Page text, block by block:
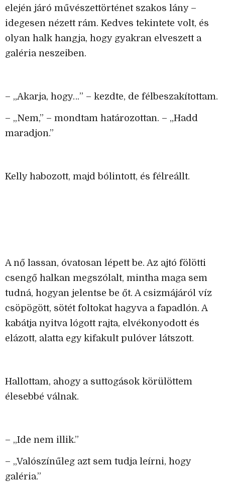
elején járó művészettörténet szakos lány –
idegesen nézett rám. Kedves tekintete volt, és
olyan halk hangja, hogy gyakran elveszett a
galéria neszeiben.
– „Akarja, hogy…” – kezdte, de félbeszakítottam.
– „Nem,” – mondtam határozottan. – „Hadd
maradjon.”
Kelly habozott, majd bólintott, és félreállt.
A nő lassan, óvatosan lépett be. Az ajtó fölötti
csengő halkan megszólalt, mintha maga sem
tudná, hogyan jelentse be őt. A csizmájáról víz
csöpögött, sötét foltokat hagyva a fapadlón. A
kabátja nyitva lógott rajta, elvékonyodott és
elázott, alatta egy kifakult pulóver látszott.
Hallottam, ahogy a suttogások körülöttem
élesebbé válnak.
– „Ide nem illik.”
– „Valószínűleg azt sem tudja leírni, hogy
galéria.”